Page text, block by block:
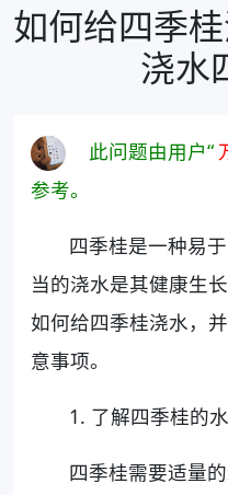
如何给四季
浇水
此问题由用户“
参考。
四季桂是一种易
当的浇水是其健康生
如何给四季桂浇水，
意事项。
1. 了解四季桂的
四季桂需要适量